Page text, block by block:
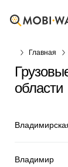
Главная
области
Владимир